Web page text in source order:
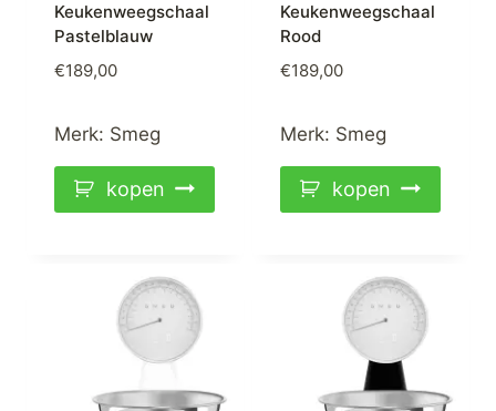
Keukenweegschaal
Pastelblauw
€189,00
Merk: Smeg
kopen
Keukenweegschaal
Rood
€189,00
Merk: Smeg
kopen